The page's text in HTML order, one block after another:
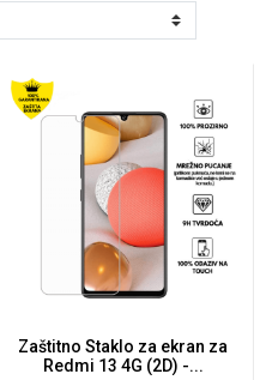
Zaštitno Staklo za ekran za
Redmi 13 4G (2D) -...
Šaljivi motivi
TOP 100
Samsung
Držači za ruku
HDMI kabel
HI-FI linije